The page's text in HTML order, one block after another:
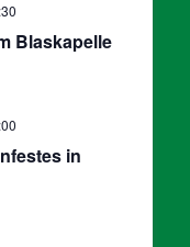
Blaskapelle
in